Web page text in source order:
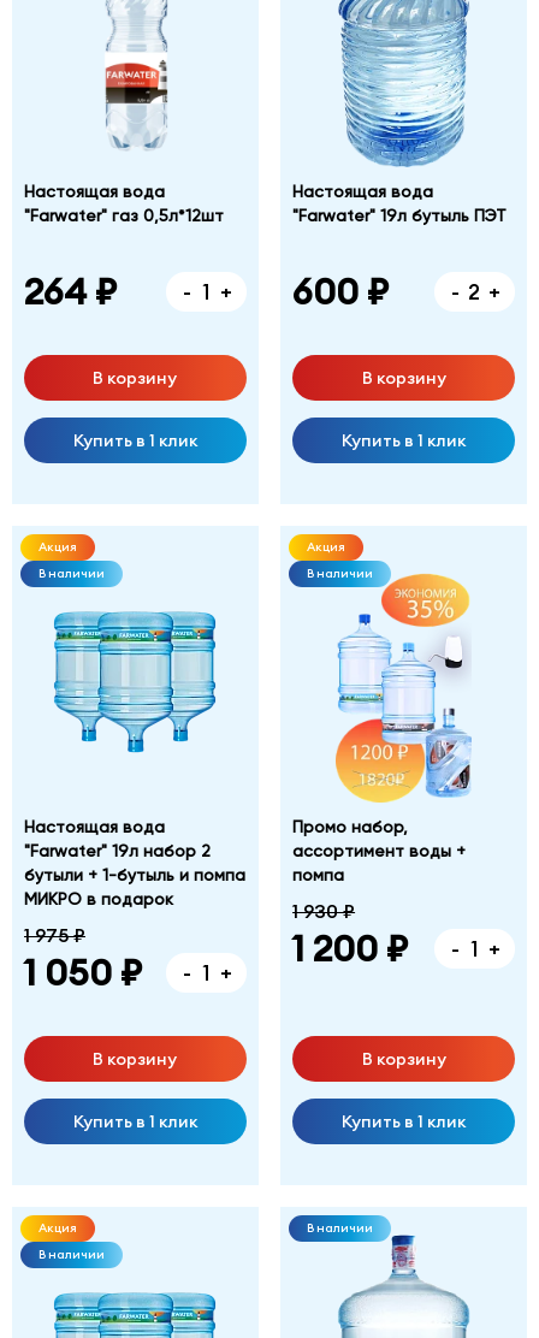
Настоящая вода
"Farwater" газ 0,5л*12шт
264 ₽ - +
В корзину
Купить в 1 клик
Настоящая вода
"Farwater" 19л бутыль ПЭТ
600 ₽ - +
В корзину
Купить в 1 клик
Акция
В наличии
Настоящая вода
"Farwater" 19л набор 2
бутыли + 1-бутыль и помпа
МИКРО в подарок
1 975 ₽
1 050 ₽ - +
В корзину
Купить в 1 клик
Акция
В наличии
Промо набор,
ассортимент воды +
помпа
1 930 ₽
1 200 ₽ - +
В корзину
Купить в 1 клик
Акция
В наличии
В наличии